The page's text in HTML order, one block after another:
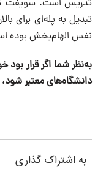
تدریس است‌. سویفت
تبدیل به پله‌ای برای
نفس الهام‌بخش بوده
به‌نظر شما اگر قرار
دانشگاه‌های معتبر شود،
به اشتراک گذاری